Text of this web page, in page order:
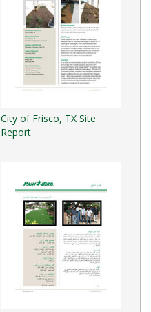
City of Frisco, TX Site
Report